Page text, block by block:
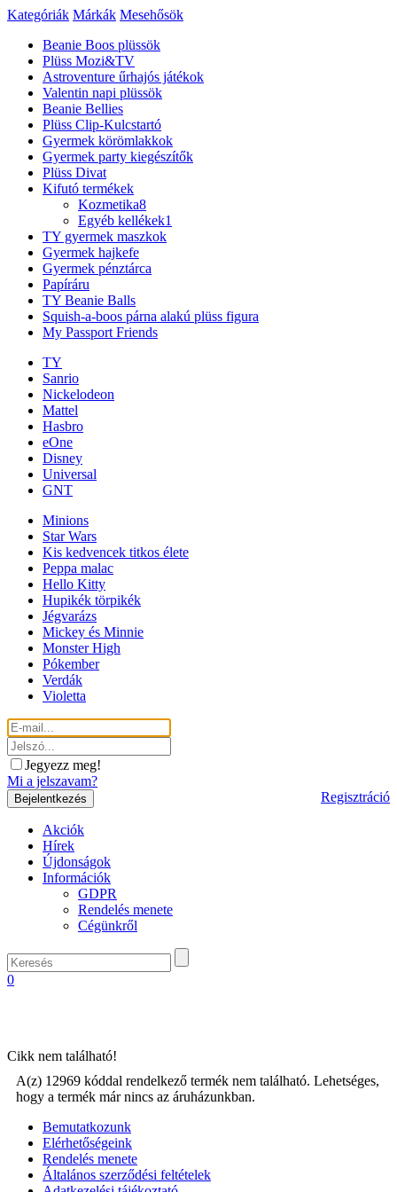
Kategóriák Márkák Mesehősök
Beanie Boos plüssök
Plüss Mozi&TV
Astroventure űrhajós játékok
Valentin napi plüssök
Beanie Bellies
Plüss Clip-Kulcstartó
Gyermek körömlakkok
Gyermek party kiegészítők
Plüss Divat
Kifutó termékek
Kozmetika8
Egyéb kellékek1
TY gyermek maszkok
Gyermek hajkefe
Gyermek pénztárca
Papíráru
TY Beanie Balls
Squish-a-boos párna alakú plüss figura
My Passport Friends
TY
Sanrio
Nickelodeon
Mattel
Hasbro
eOne
Disney
Universal
GNT
Minions
Star Wars
Kis kedvencek titkos élete
Peppa malac
Hello Kitty
Hupikék törpikék
Jégvarázs
Mickey és Minnie
Monster High
Pókember
Verdák
Violetta
Jegyezz meg!
Mi a jelszavam?
Regisztráció
Akciók
Hírek
Újdonságok
Információk
GDPR
Rendelés menete
Cégünkről
0
Cikk nem található!
A(z) 12969 kóddal rendelkező termék nem található. Lehetséges,
hogy a termék már nincs az áruházunkban.
Bemutatkozunk
Elérhetőségeink
Rendelés menete
Általános szerződési feltételek